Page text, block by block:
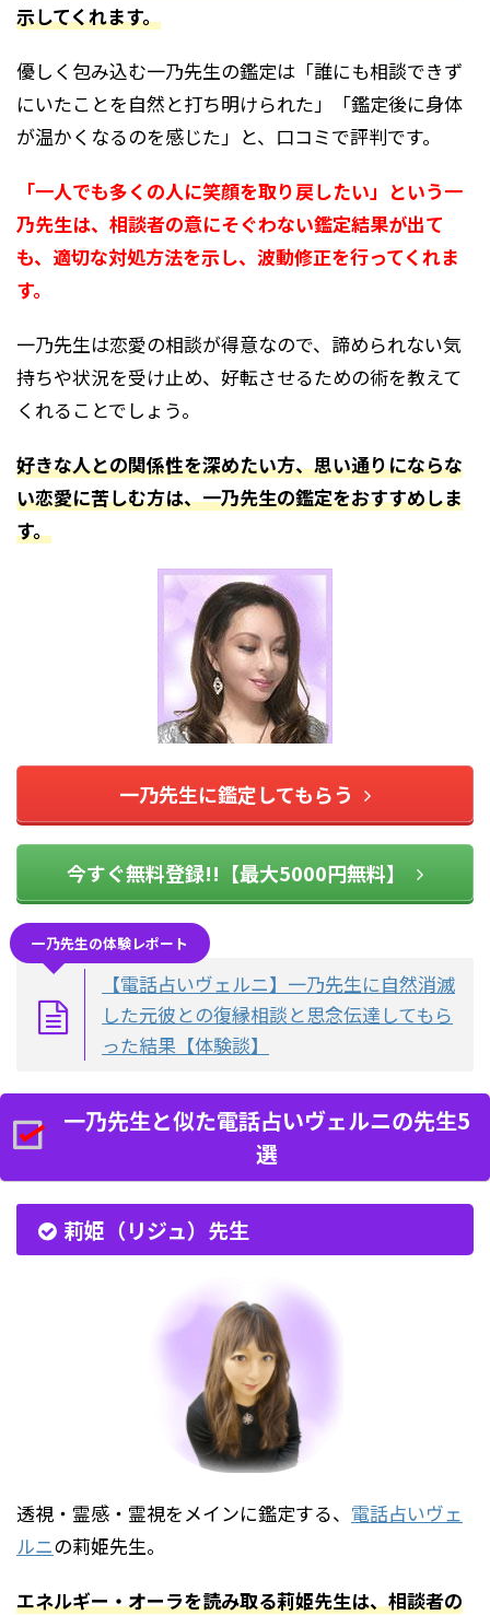
示してくれます。
優しく包み込む一乃先生の鑑定は「誰にも相談できず
にいたことを自然と打ち明けられた」「鑑定後に身体
が温かくなるのを感じた」と、口コミで評判です。
「一人でも多くの人に笑顔を取り戻したい」という一
乃先生は、相談者の意にそぐわない鑑定結果が出て
も、適切な対処方法を示し、波動修正を行ってくれま
す。
一乃先生は恋愛の相談が得意なので、諦められない気
持ちや状況を受け止め、好転させるための術を教えて
くれることでしょう。
好きな人との関係性を深めたい方、思い通りにならな
い恋愛に苦しむ方は、一乃先生の鑑定をおすすめしま
す。
一乃先生に鑑定してもらう
今すぐ無料登録!!【最大5000円無料】
一乃先生の体験レポート
【電話占いヴェルニ】一乃先生に自然消滅
した元彼との復縁相談と思念伝達してもら
った結果【体験談】
一乃先生と似た電話占いヴェルニの先生5
選
莉姫（リジュ）先生
透視・霊感・霊視をメインに鑑定する、 電話占いヴェ
ルニの莉姫先生。
エネルギー・オーラを読み取る莉姫先生は、相談者の